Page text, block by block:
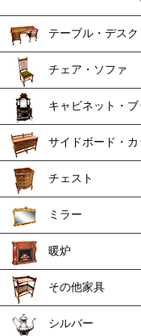
テーブル・デスク
チェア・ソファ
キャビネット・
サイドボード・カ
チェスト
ミラー
暖炉
その他家具
シルバー